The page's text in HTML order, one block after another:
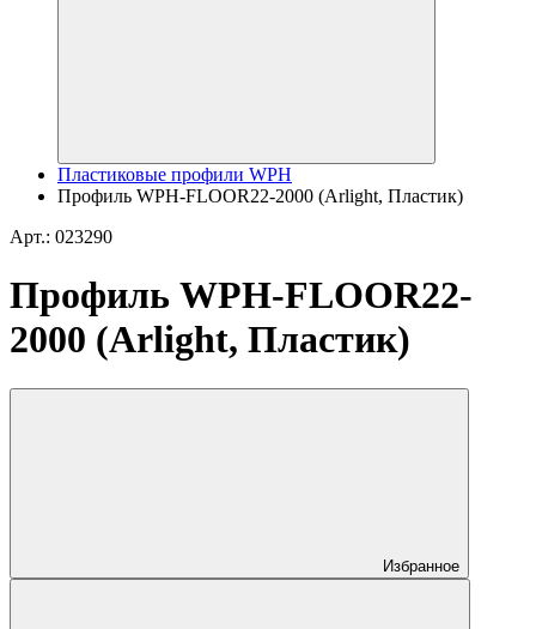
Пластиковые профили WPH
Профиль WPH-FLOOR22-2000 (Arlight, Пластик)
Арт.: 023290
Профиль WPH-FLOOR22-
2000 (Arlight, Пластик)
Избранное